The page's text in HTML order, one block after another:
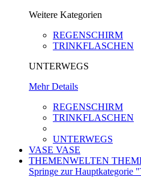
Weitere Kategorien
REGENSCHIRM
TRINKFLASCHEN
UNTERWEGS
Mehr Details
REGENSCHIRM
TRINKFLASCHEN
UNTERWEGS
VASE VASE
THEMENWELTEN
Springe zur